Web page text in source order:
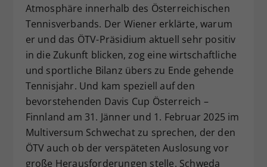
Atmosphäre innerhalb des Österreichischen
Tennisverbands. Der Wiener erklärte, warum
er und das ÖTV-Präsidium aktuell sehr positiv
in die Zukunft blicken, zog eine wirtschaftliche
und sportliche Bilanz übers zu Ende gehende
Tennisjahr. Und kam speziell auf den
bevorstehenden Davis Cup Österreich –
Finnland am 31. Jänner und 1. Februar 2025 im
Multiversum Schwechat zu sprechen, der den
ÖTV auch ob der verspäteten Auslosung vor
große Herausforderungen stelle. Schweda